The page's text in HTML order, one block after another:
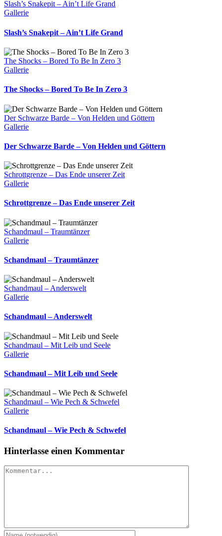
Slash’s Snakepit – Ain’t Life Grand
Gallerie
Slash’s Snakepit – Ain’t Life Grand
The Shocks – Bored To Be In Zero 3
Gallerie
The Shocks – Bored To Be In Zero 3
Der Schwarze Barde – Von Helden und Göttern
Gallerie
Der Schwarze Barde – Von Helden und Göttern
Schrottgrenze – Das Ende unserer Zeit
Gallerie
Schrottgrenze – Das Ende unserer Zeit
Schandmaul – Traumtänzer
Gallerie
Schandmaul – Traumtänzer
Schandmaul – Anderswelt
Gallerie
Schandmaul – Anderswelt
Schandmaul – Mit Leib und Seele
Gallerie
Schandmaul – Mit Leib und Seele
Schandmaul – Wie Pech & Schwefel
Gallerie
Schandmaul – Wie Pech & Schwefel
Hinterlasse einen Kommentar
Kommentar